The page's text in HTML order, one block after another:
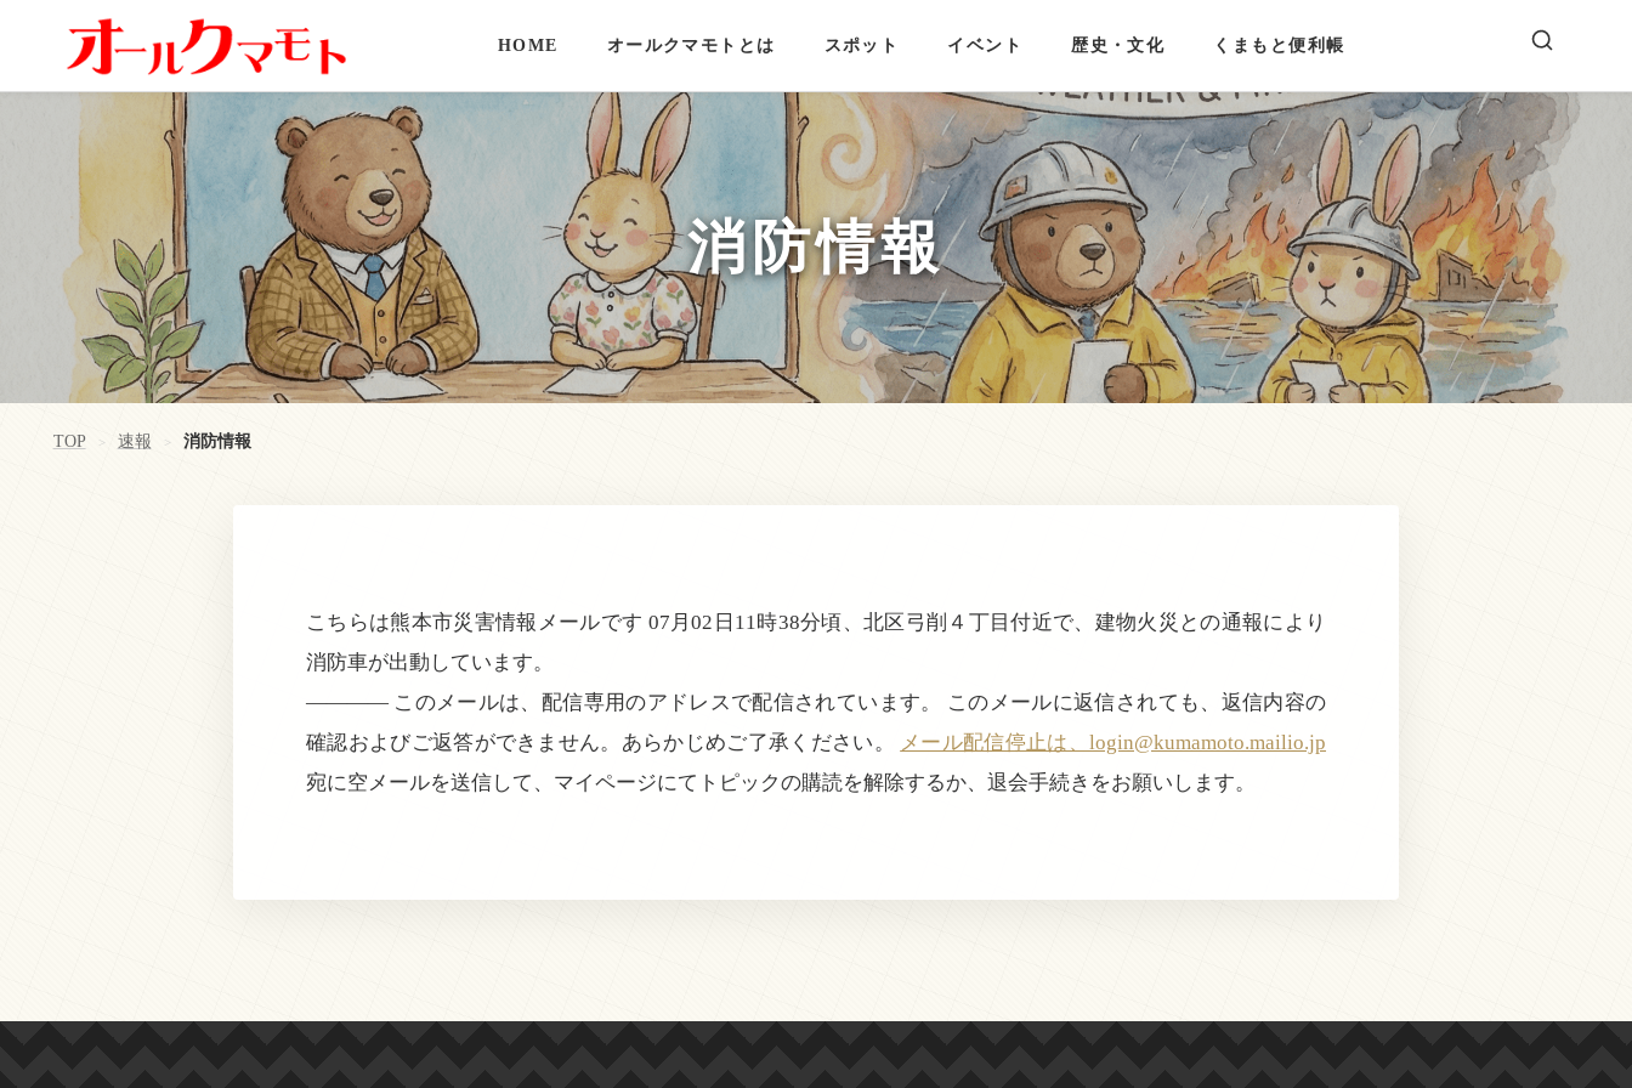
HOME オールクマモトとは スポット イベント 歴史・文化 くまもと便利帳
消防情報
TOP > 速報 > 消防情報
こちらは熊本市災害情報メールです 07月02日11時38分頃、北区弓削４丁目付近で、建物火災との通報により
消防車が出動しています。
———— このメールは、配信専用のアドレスで配信されています。 このメールに返信されても、返信内容の
確認およびご返答ができません。あらかじめご了承ください。 メール配信停止は、login@kumamoto.mailio.jp
宛に空メールを送信して、マイページにてトピックの購読を解除するか、退会手続きをお願いします。